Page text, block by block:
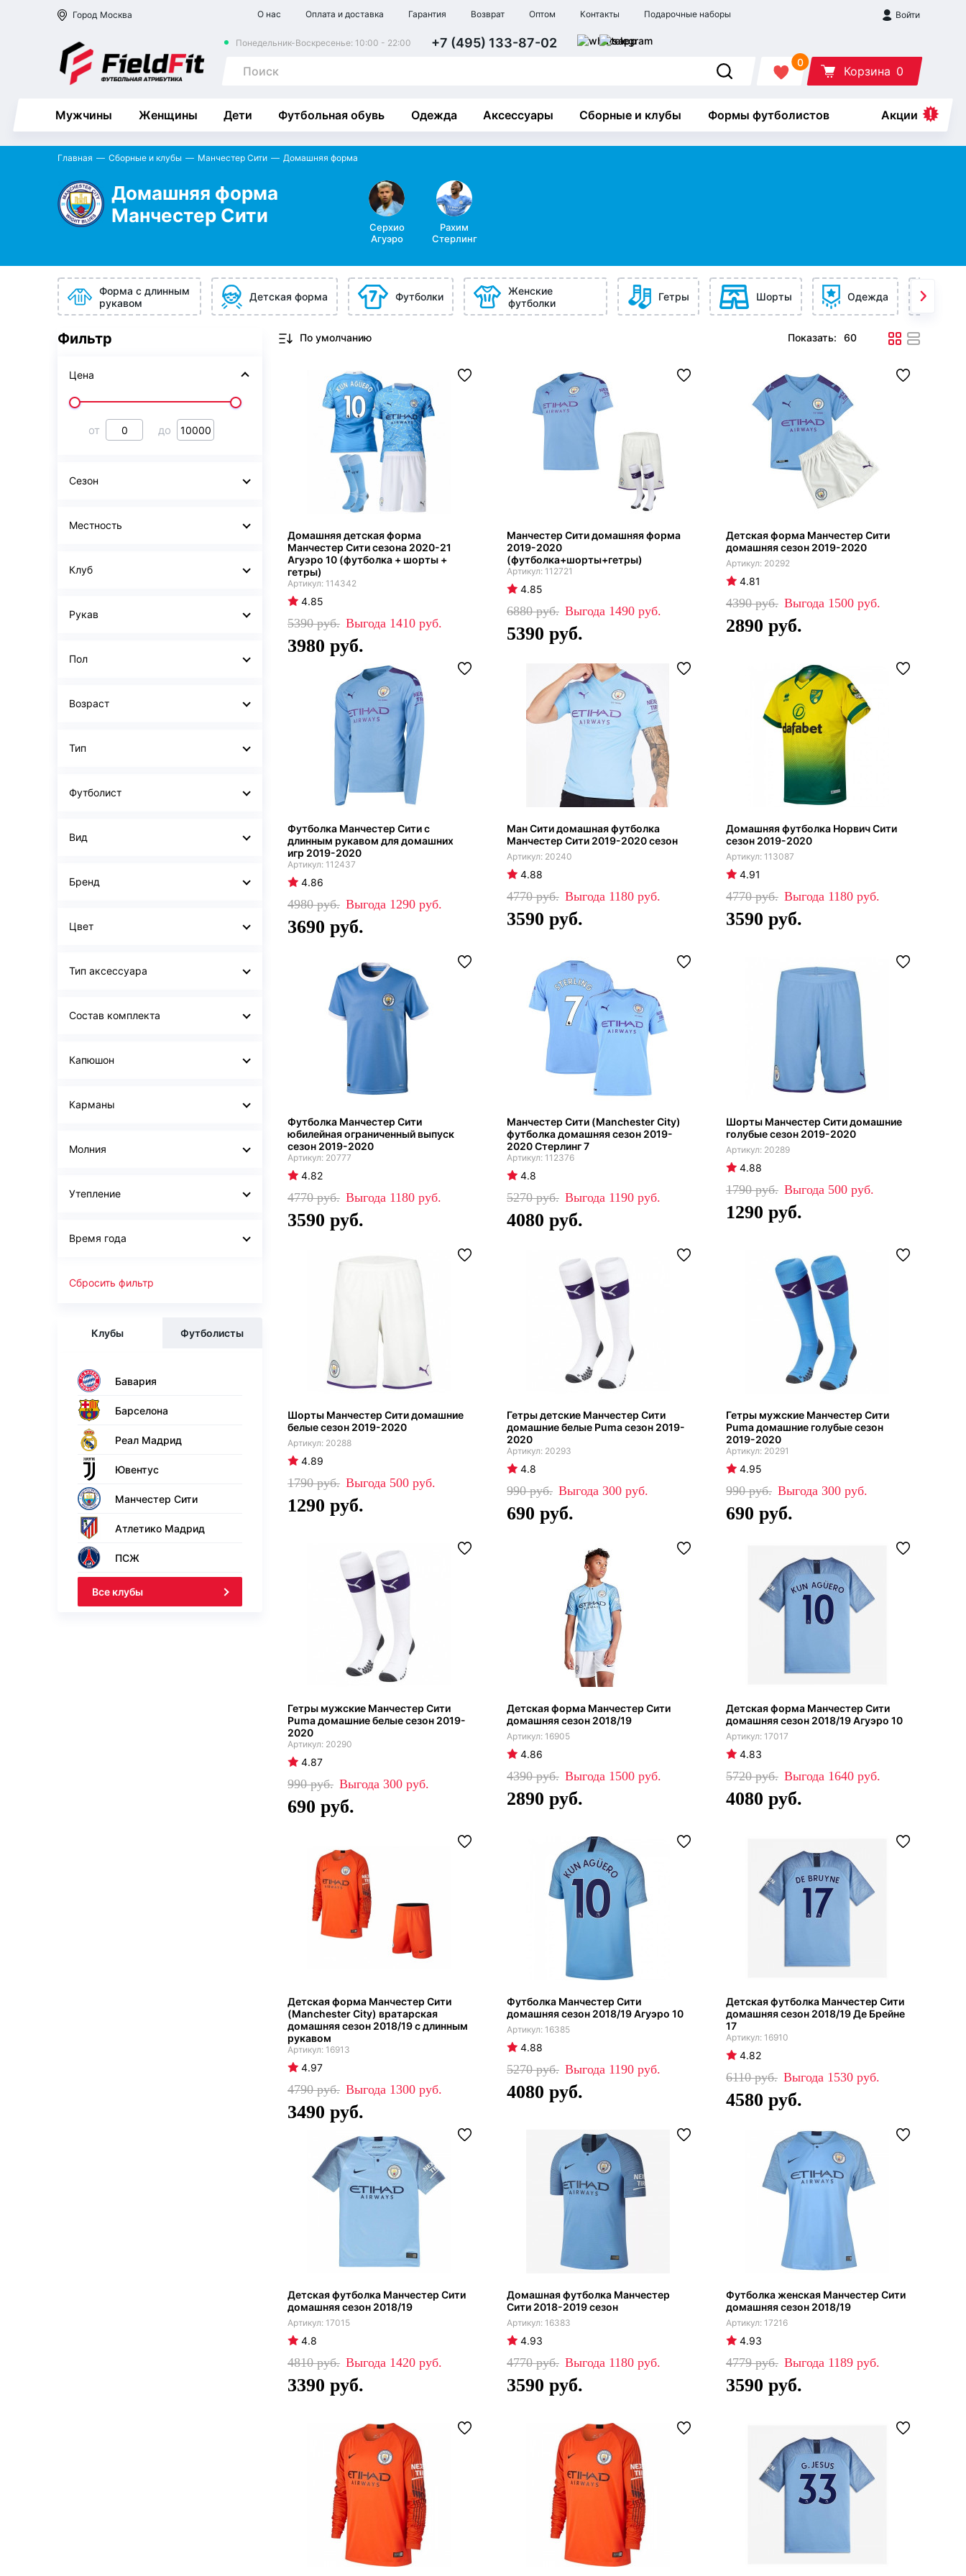
Город Москва О нас Оплата и доставка Гарантия Возврат Оптом Контакты Подарочные наборы Войти
Понедельник-Воскресенье: 10:00 - 22:00 +7 (495) 133-87-02
0
Корзина 0
Мужчины Женщины Дети Футбольная обувь Одежда Аксессуары Сборные и клубы Формы футболистов Акции
Главная Сборные и клубы Манчестер Сити Домашняя форма
Домашняя форма
Манчестер Сити
Серхио
Агуэро
Рахим
Стерлинг
Форма с длинным
рукавом
Детская форма Футболки
Женские
футболки
Гетры Шорты Одежда
Фильтр
Цена
от до
Сезон
Местность
Клуб
Рукав
Пол
Возраст
Тип
Футболист
Вид
Бренд
Цвет
Тип аксессуара
Состав комплекта
Капюшон
Карманы
Молния
Утепление
Время года
Сбросить фильтр
Клубы Футболисты
Бавария
Барселона
Реал Мадрид
Ювентус
Манчестер Сити
Атлетико Мадрид
ПСЖ
Все клубы
Показать:
Домашняя детская форма
Манчестер Сити сезона 2020-21
Агуэро 10 (футболка + шорты +
гетры)
114342
4.85
5390 1410
3980
Манчестер Сити домашняя форма
2019-2020
(футболка+шорты+гетры)
112721
4.85
6880 1490
5390
Детская форма Манчестер Сити
домашняя сезон 2019-2020
20292
4.81
4390 1500
2890
Футболка Манчестер Сити с
длинным рукавом для домашних
игр 2019-2020
112437
4.86
4980 1290
3690
Ман Сити домашная футболка
Манчестер Сити 2019-2020 сезон
20240
4.88
4770 1180
3590
Домашняя футболка Норвич Сити
сезон 2019-2020
113087
4.91
4770 1180
3590
Футболка Манчестер Сити
юбилейная ограниченный выпуск
сезон 2019-2020
20777
4.82
4770 1180
3590
Манчестер Сити (Manchester City)
футболка домашняя сезон 2019-
2020 Стерлинг 7
112376
4.8
5270 1190
4080
Шорты Манчестер Сити домашние
голубые сезон 2019-2020
20289
4.88
1790 500
1290
Шорты Манчестер Сити домашние
белые сезон 2019-2020
20288
4.89
1790 500
1290
Гетры детские Манчестер Сити
домашние белые Puma сезон 2019-
2020
20293
4.8
990 300
690
Гетры мужские Манчестер Сити
Puma домашние голубые сезон
2019-2020
20291
4.95
990 300
690
Гетры мужские Манчестер Сити
Puma домашние белые сезон 2019-
2020
20290
4.87
990 300
690
Детская форма Манчестер Сити
домашняя сезон 2018/19
16905
4.86
4390 1500
2890
Детская форма Манчестер Сити
домашняя сезон 2018/19 Агуэро 10
17017
4.83
5720 1640
4080
Детская форма Манчестер Сити
(Manchester City) вратарская
домашняя сезон 2018/19 с длинным
рукавом
16913
4.97
4790 1300
3490
Футболка Манчестер Сити
домашняя сезон 2018/19 Агуэро 10
16385
4.88
5270 1190
4080
Детская футболка Манчестер Сити
домашняя сезон 2018/19 Де Брейне
17
16910
4.82
6110 1530
4580
Детская футболка Манчестер Сити
домашняя сезон 2018/19
17015
4.8
4810 1420
3390
Домашная футболка Манчестер
Сити 2018-2019 сезон
16383
4.93
4770 1180
3590
Футболка женская Манчестер Сити
домашняя сезон 2018/19
17216
4.93
4779 1189
3590